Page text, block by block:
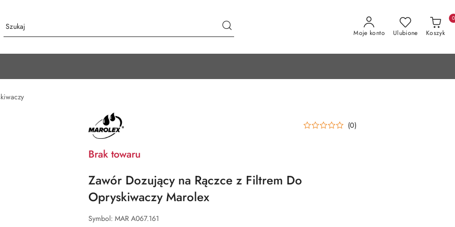
Moje konto Ulubione Koszyk
0
NAZWA
PRODUCENTA:
MAROLEX (0)
Brak towaru
Zawór Dozujący na Rączce z Filtrem Do
Opryskiwaczy Marolex
Symbol: MAR A067.161